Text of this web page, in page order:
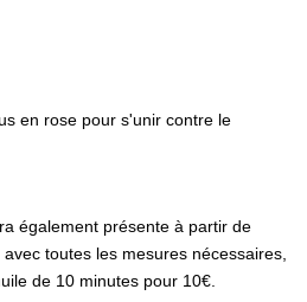
en rose pour s'unir contre le
également présente à partir de
toutes les mesures nécessaires,
de 10 minutes pour 10€.